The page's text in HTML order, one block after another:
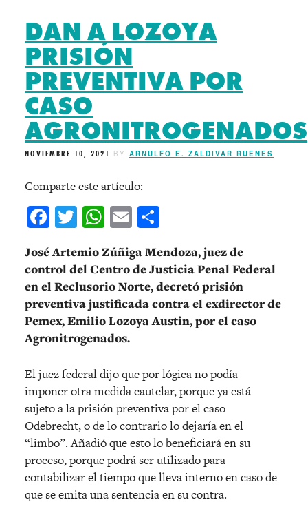
DAN A LOZOYA
PRISIÓN
PREVENTIVA POR
CASO
AGRONITROGENADOS
NOVIEMBRE 10, 2021 BY ARNULFO E. ZALDIVAR RUENES
Comparte este artículo:
Facebook
Twitter
WhatsApp
Email
José Artemio Zúñiga Mendoza, juez de
control del Centro de Justicia Penal Federal
en el Reclusorio Norte, decretó prisión
preventiva justificada contra el exdirector de
Pemex, Emilio Lozoya Austin, por el caso
Agronitrogenados.
El juez federal dijo que por lógica no podía
imponer otra medida cautelar, porque ya está
sujeto a la prisión preventiva por el caso
Odebrecht, o de lo contrario lo dejaría en el
“limbo”. Añadió que esto lo beneficiará en su
proceso, porque podrá ser utilizado para
contabilizar el tiempo que lleva interno en caso de
que se emita una sentencia en su contra.